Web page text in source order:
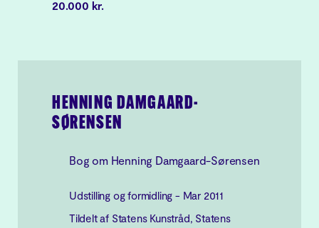
20.000 kr.
HENNING DAMGAARD-
SØRENSEN
Bog om Henning Damgaard-Sørensen
Udstilling og formidling - Mar 2011
Tildelt af Statens Kunstråd, Statens